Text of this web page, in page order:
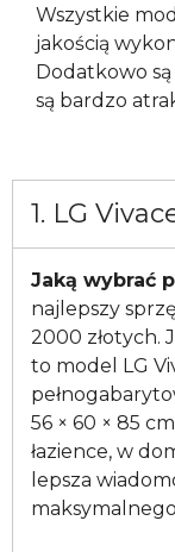
Wszystkie
jakością
Dodatkowo są
są bardzo
1. LG
Jaką wybrać
najlepszy
2000 złotych.
to model LG
56 × 60 × 85
łazience, w
lepsza